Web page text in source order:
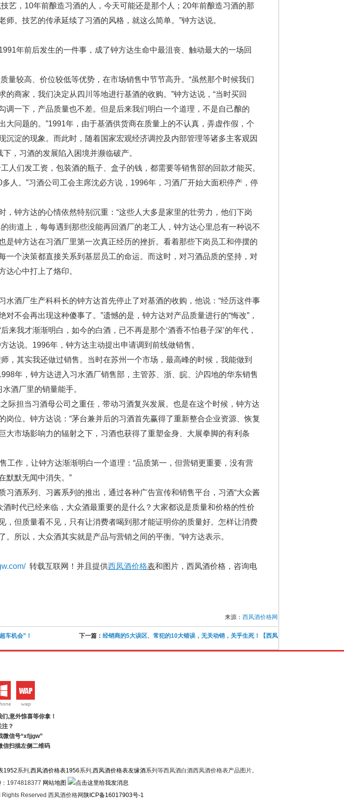
，10年前酿造习酒的人，今天可能还是那个人；20年前酿造习酒的那
。技艺的传承延续了习酒的风格，就这么简单。”钟方达说。
年前后发生的一件事，成了钟方达生命中最沮丧、触动最大的一场回
较高、价位较低等优势，在市场销售中节节高升。“虽然那个时候我们
的商家，我们决定从四川等地进行基酒的收购。”钟方达说，“当时买回
调一下，产品质量也不差。但是后来我们明白一个道理，不是自己酿的
大问题的。”1991年，由于基酒供货商在质量上的不认真，弄虚作假，个
沉淀的现象。而此时，随着国家宏观经济调控及内部管理等诸多主客观因
，习酒的发展陷入困境并濒临破产。
们发工资，包装酒的瓶子、盒子的钱，都需要等销售部的回款才能买。
人。”习酒公司工会主席沈必方说，1996年，习酒厂开始大面积停产，停
钟方达的心情依然特别沉重：“这些人大多是家里的壮劳力，他们下岗
街道上，每每遇到那些没能再回酒厂的老工人，钟方达心里总有一种说不
是钟方达在习酒厂里第一次真正经历的挫折。看着那些下岗员工和停摆的
一个决策都直接关系到基层员工的命运。而这时，对习酒品质的坚持，对
达心中打上了烙印。
酒厂生产科科长的钟方达首先停止了对基酒的收购，他说：“经历这件事
不会再出现这种傻事了。”遗憾的是，钟方达对产品质量进行的“悔改”，
来我才渐渐明白，如今的白酒，已不再是那个‘酒香不怕巷子深’的年代，
达说。1996年，钟方达主动提出申请调到前线做销售。
其实我还做过销售。当时在苏州一个市场，最高峰的时候，我能做到
年，钟方达进入习水酒厂销售部，主管苏、浙、皖、沪四地的华东销售
酒厂里的销量能手。
担当习酒母公司之重任，带动习酒复兴发展。也是在这个时候，钟方达
岗位。钟方达说：“茅台兼并后的习酒首先赢得了重新整合企业资源、恢复
大市场影响力的辐射之下，习酒也获得了重塑金身、大展拳脚的有利条
作，让钟方达渐渐明白一个道理：“品质第一，但营销更重要，没有营
默默无闻中消失。”
酒系列、习酱系列的推出，通过各种广告宣传和销售平台，习酒“大众酱
酒时代已经来临，大众酒最重要的是什么？大家都说是质量和价格的性价
，但质量看不见，只有让消费者喝到那才能证明你的质量好。怎样让消费
所以，大众酒其实就是产品与营销之间的平衡。”钟方达表示。
转载互联网！并且提供西凤酒价格表和图片，西凤酒价格，咨询电
来源： 西凤酒价格网
车机会”！ 下一篇： 经销商的5大误区、常犯的10大错误，无关动销，关乎生死！【西凤
们,意外惊喜等你拿！
注？
微信号“xfjjgw”
信扫描左侧二维码
1952系列,西凤酒价格表1956系列,西凤酒价格表友缘酒系列等西凤酒白酒西凤酒价格表产品图片。
1974818377 网站地图
Reserved 西凤酒价格网 陕ICP备16017903号-1